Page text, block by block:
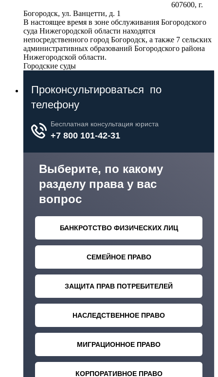
607600, г.
Богородск, ул. Ванцетти, д. 1
В настоящее время в зоне обслуживания Богородского
суда Нижегородской области находятся
непосредственного город Богородск, а также 7 сельских
административных образований Богородского района
Нижегородской области.
Городские суды